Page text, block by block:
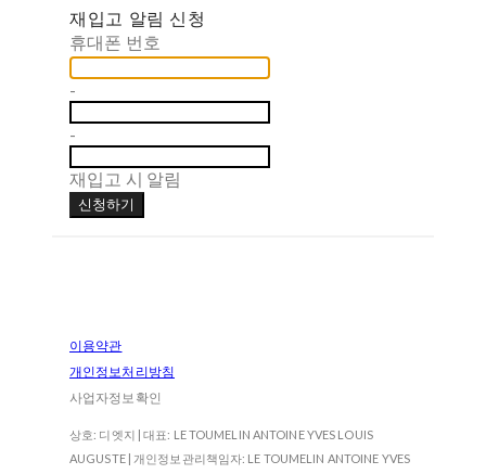
재입고 알림 신청
휴대폰 번호
-
-
재입고 시 알림
신청하기
이용약관
개인정보처리방침
사업자정보확인
상호: 디엣지 | 대표: LE TOUMELIN ANTOINE YVES LOUIS
AUGUSTE | 개인정보관리책임자: LE TOUMELIN ANTOINE YVES